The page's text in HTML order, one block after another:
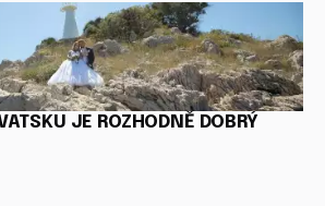
JE ROZHODNĚ DOBRÝ